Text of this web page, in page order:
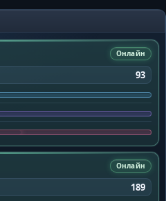
Онлайн
93
Онлайн
189